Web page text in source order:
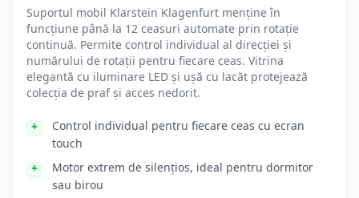
Suportul mobil Klarstein Klagenfurt menține în
funcțiune până la 12 ceasuri automate prin rotație
continuă. Permite control individual al direcției și
numărului de rotații pentru fiecare ceas. Vitrina
elegantă cu iluminare LED și ușă cu lacăt protejează
colecția de praf și acces nedorit.
Control individual pentru fiecare ceas cu ecran
touch
Motor extrem de silențios, ideal pentru dormitor
sau birou